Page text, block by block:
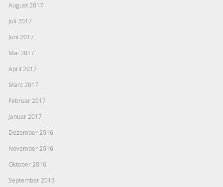
August 2017
Juli 2017
Juni 2017
Mai 2017
April 2017
März 2017
Februar 2017
Januar 2017
Dezember 2016
November 2016
Oktober 2016
September 2016